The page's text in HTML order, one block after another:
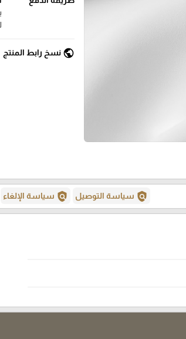
public نسخ رابط المنتج
policy سياسة التوصيل policy سياسة الإلغاء